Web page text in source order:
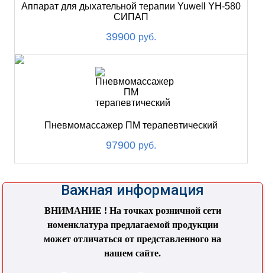
Аппарат для дыхательной терапии Yuwell YH-580
СИПАП
39900 руб.
Пневмомассажер ПМ терапевтический
97900 руб.
Важная информация
ВНИМАНИЕ ! На точках розничной сети
номенклатура предлагаемой продукции
может отличаться от представленного на
нашем сайте.